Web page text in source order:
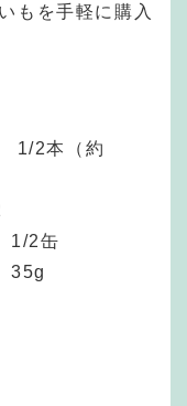
もを手軽に購入
1/2本（約
1/2缶
35g